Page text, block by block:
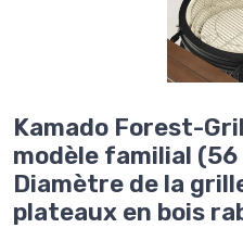
Kamado Forest-
modèle familial
Diamètre de la
plateaux en bois